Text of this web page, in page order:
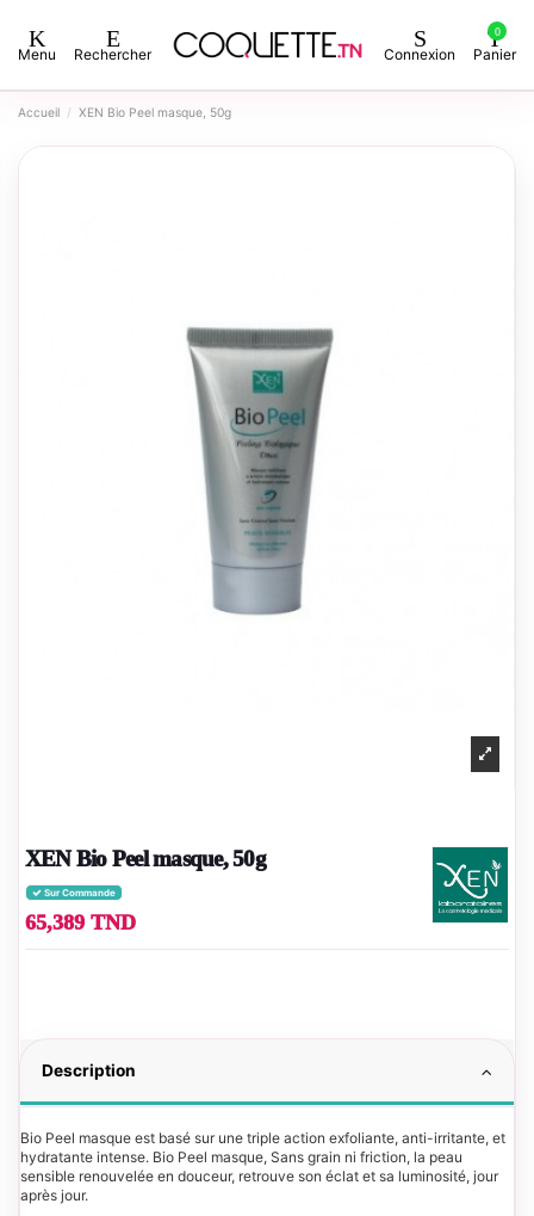
Menu Rechercher Connexion
0
Panier
Accueil XEN Bio Peel masque, 50g
XEN Bio Peel masque, 50g
Sur Commande
65,389 TND
Description
Bio Peel masque est basé sur une triple action exfoliante, anti-irritante, et
hydratante intense. Bio Peel masque, Sans grain ni friction, la peau
sensible renouvelée en douceur, retrouve son éclat et sa luminosité, jour
après jour.